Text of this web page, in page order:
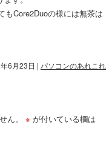
Core2Duoの様には無茶は
6月23日 | パソコンのあれこれ
ん。 ※ が付いている欄は